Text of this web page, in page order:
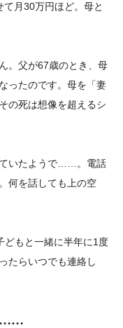
月30万円ほど。母と
。父が67歳のとき、母
ったのです。母を「妻
の死は想像を超えるシ
ていたようで……。電話
何を話しても上の空
どもと一緒に半年に1度
たらいつでも連絡し
……